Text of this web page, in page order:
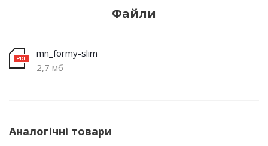
Файли
mn_formy-slim
2,7 мб
Аналогічні товари